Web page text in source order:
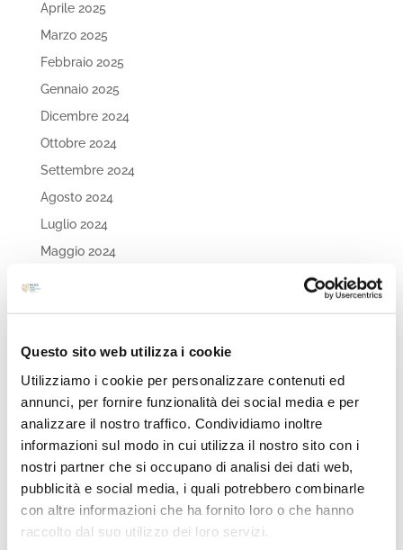
Questo sito web utilizza i cookie
Utilizziamo i cookie per personalizzare contenuti ed
annunci, per fornire funzionalità dei social media e per
analizzare il nostro traffico. Condividiamo inoltre
informazioni sul modo in cui utilizza il nostro sito con i
nostri partner che si occupano di analisi dei dati web,
pubblicità e social media, i quali potrebbero combinarle
con altre informazioni che ha fornito loro o che hanno
raccolto dal suo utilizzo dei loro servizi.
Aprile 2025
Marzo 2025
Febbraio 2025
Gennaio 2025
Dicembre 2024
Ottobre 2024
Settembre 2024
Agosto 2024
Luglio 2024
Maggio 2024
Dicembre 2023
Settembre 2023
Agosto 2023
Giugno 2023
Maggio 2023
Aprile 2023